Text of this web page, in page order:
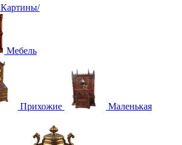
Картины/
Мебель
Прихожие
Маленькая